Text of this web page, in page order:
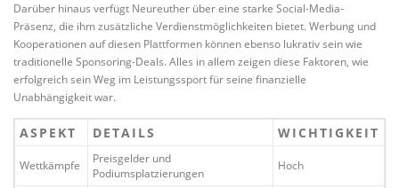
Darüber hinaus verfügt Neureuther über eine starke Social-Media-
Präsenz, die ihm zusätzliche Verdienstmöglichkeiten bietet. Werbung und
Kooperationen auf diesen Plattformen können ebenso lukrativ sein wie
traditionelle Sponsoring-Deals. Alles in allem zeigen diese Faktoren, wie
erfolgreich sein Weg im Leistungssport für seine finanzielle
Unabhängigkeit war.
ASPEKT DETAILS WICHTIGKEIT
Wettkämpfe
Preisgelder und
Podiumsplatzierungen
Hoch